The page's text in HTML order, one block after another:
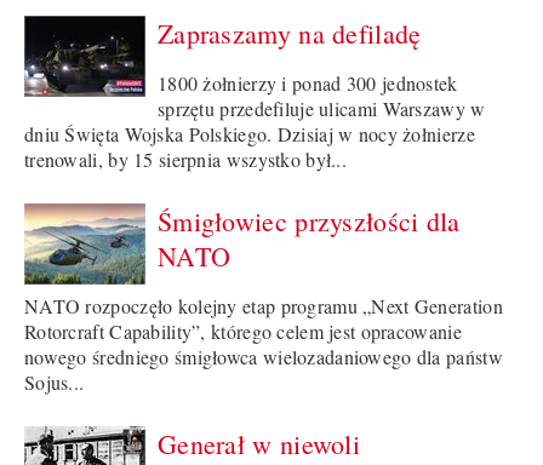
Zapraszamy na defiladę
1800 żołnierzy i ponad 300 jednostek
sprzętu przedefiluje ulicami Warszawy w
dniu Święta Wojska Polskiego. Dzisiaj w nocy żołnierze
trenowali, by 15 sierpnia wszystko był...
Śmigłowiec przyszłości dla
NATO
NATO rozpoczęło kolejny etap programu „Next Generation
Rotorcraft Capability”, którego celem jest opracowanie
nowego średniego śmigłowca wielozadaniowego dla państw
Sojus...
Generał w niewoli